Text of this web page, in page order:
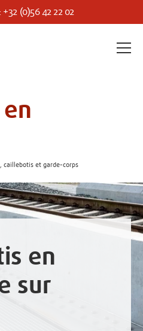
(0)56 42 22 02
caillebotis et garde-corps
en
sur